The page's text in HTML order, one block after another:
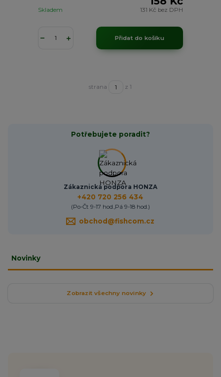
131 Kč bez DPH
Skladem
Přidat do košíku
strana z 1
Potřebujete poradit?
Zákaznická podpora HONZA
+420 720 256 434
(Po-Čt 9-17 hod.,Pá 9-18 hod.)
obchod@fishcom.cz
Novinky
Zobrazit všechny novinky